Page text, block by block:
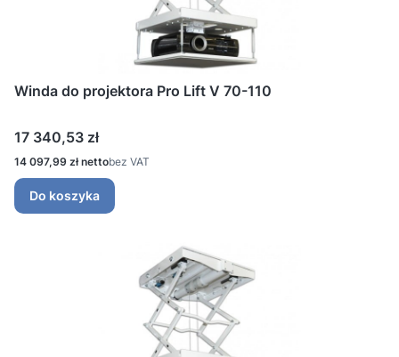
Winda do projektora Pro Lift V 70-110
Cena
17 340,53 zł
Cena
14 097,99 zł bez VAT
Do koszyka